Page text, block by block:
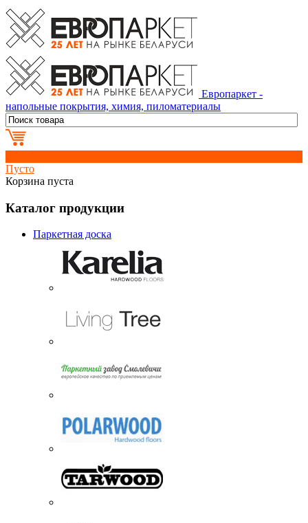
Европаркет -
напольные покрытия, химия, пиломатериалы
Пусто
Корзина пуста
Каталог продукции
Паркетная доска